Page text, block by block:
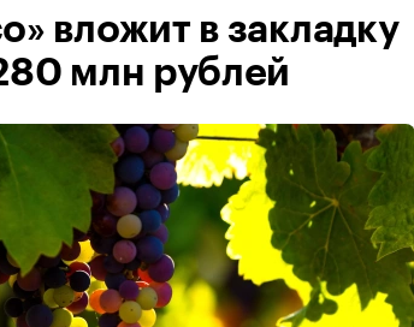
вложит в закладку
млн рублей